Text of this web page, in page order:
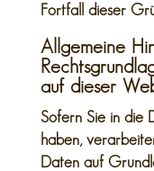
Fortfall dieser
Allgemeine
auf dieser
Sofern Sie in die
haben,
Daten auf